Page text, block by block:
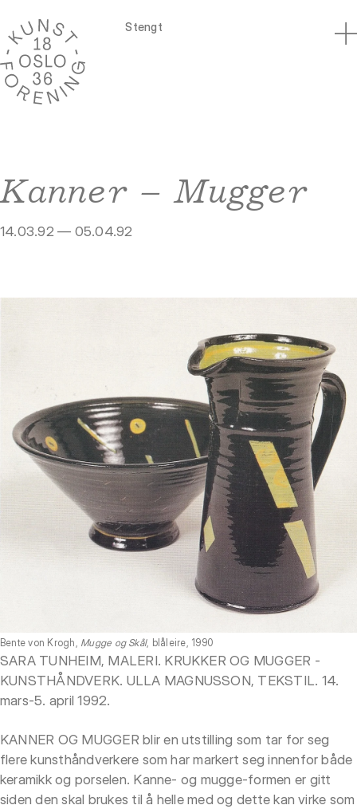
Stengt
Kanner – Mugger
14.03.92 — 05.04.92
Bente von Krogh, Mugge og Skål, blåleire, 1990
SARA TUNHEIM, MALERI. KRUKKER OG MUGGER -
KUNSTHÅNDVERK. ULLA MAGNUSSON, TEKSTIL. 14.
mars-5. april 1992.
KANNER OG MUGGER blir en utstilling som tar for seg
flere kunsthåndverkere som har markert seg innenfor både
keramikk og porselen. Kanne- og mugge-formen er gitt
siden den skal brukes til å helle med og dette kan virke som